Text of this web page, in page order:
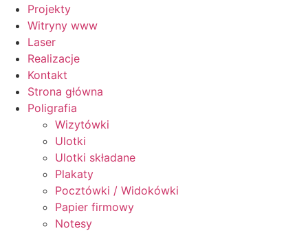
Projekty
Witryny www
Laser
Realizacje
Kontakt
Strona główna
Poligrafia
Wizytówki
Ulotki
Ulotki składane
Plakaty
Pocztówki / Widokówki
Papier firmowy
Notesy